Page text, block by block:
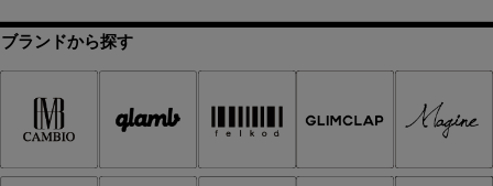
ブランドから探す